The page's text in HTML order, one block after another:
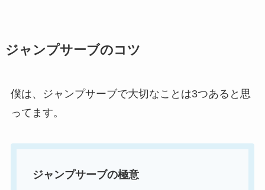
ジャンプサーブのコツ
僕は、ジャンプサーブで大切なことは3つあると思
ってます。
ジャンプサーブの極意